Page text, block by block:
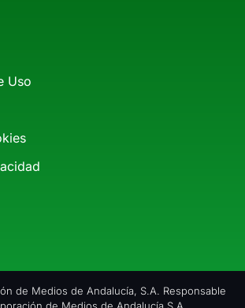
Uso
de Medios de Andalucía, S.A. Responsable
de Medios de Andalucía S.A.